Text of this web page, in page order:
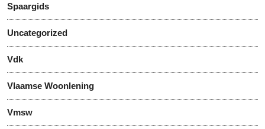
Spaargids
Uncategorized
Vdk
Vlaamse Woonlening
Vmsw